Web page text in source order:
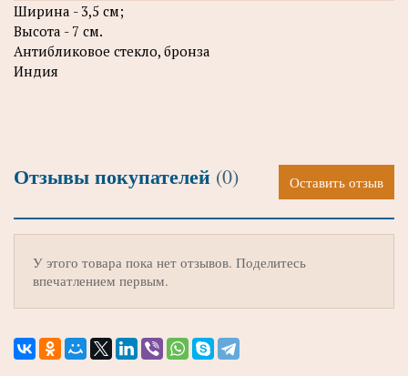
Ширина - 3,5 см;
Высота - 7 см.
Антибликовое стекло, бронза
Индия
Отзывы покупателей (0) Оставить отзыв
У этого товара пока нет отзывов. Поделитесь
впечатлением первым.